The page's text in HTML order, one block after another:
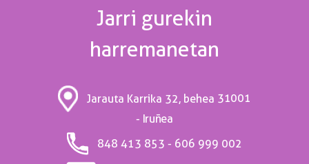
Jarri gurekin
harremanetan
Jarauta Karrika 32, behea 31001
- Iruñea
848 413 853 - 606 999 002